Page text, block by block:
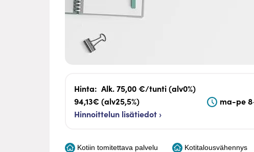
Hinta: Alk. 75,00 €/tunti (alv0%)
94,13€ (alv25,5%)
Hinnoittelun lisätiedot ›
ma-pe
Kotiin tomitettava palvelu Kotitalousvähennys